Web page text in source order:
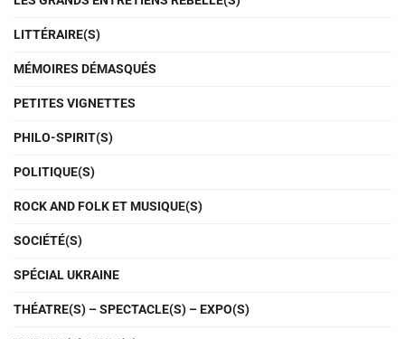
LITTÉRAIRE(S)
MÉMOIRES DÉMASQUÉS
PETITES VIGNETTES
PHILO-SPIRIT(S)
POLITIQUE(S)
ROCK AND FOLK ET MUSIQUE(S)
SOCIÉTÉ(S)
SPÉCIAL UKRAINE
THÉATRE(S) – SPECTACLE(S) – EXPO(S)